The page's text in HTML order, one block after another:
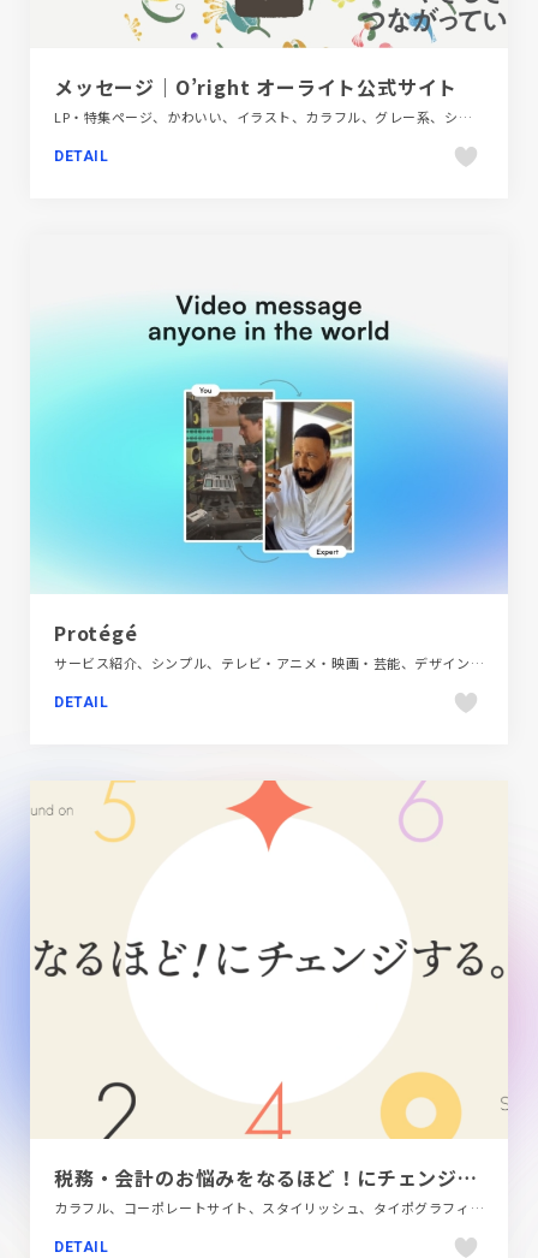
メッセージ｜O’right オーライト公式サイト
LP・特集ページ、かわいい、イラスト、カラフル、グレー系、シンプル、スクロールエフェクト、デザイン・アート・音楽・文芸、ナチュラル、ファッション・ビューティー、手書き・ハンドメイド
DETAIL
Protégé
サービス紹介、シンプル、テレビ・アニメ・映画・芸能、デザイン・アート・音楽・文芸、ブランド・サービスサイト、ブルー系、ホワイト系、海外サイト、金融・法律・人材・専門職
DETAIL
税務・会計のお悩みをなるほど！にチェンジする。 | 辰巳公認会計士・税理士事務所
カラフル、コーポレートサイト、スタイリッシュ、タイポグラフィー、ベージュ・ゴールド系、ポップ、金融・法律・人材・専門職
DETAIL